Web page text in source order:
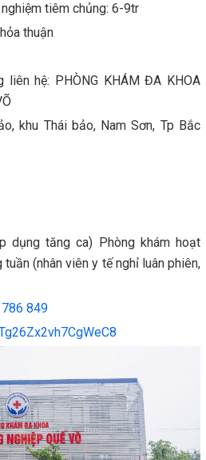
tiêm chủng: 6-9tr
thuận
hệ: PHÒNG KHÁM ĐA KHOA
khu Thái bảo, Nam Sơn, Tp Bắc
dụng tăng ca) Phòng khám hoạt
(nhân viên y tế nghỉ luân phiên,
849